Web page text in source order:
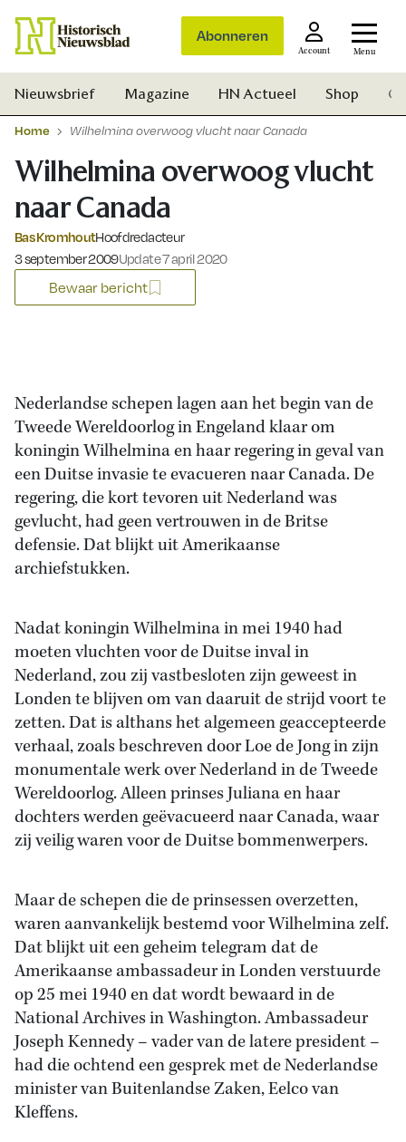
Abonneren
Account Menu
Nieuwsbrief Magazine HN Actueel Shop
Home Wilhelmina overwoog vlucht naar Canada
Wilhelmina overwoog vlucht
naar Canada
Bas KromhoutHoofdredacteur
Gepubliceerd op:
3 september 2009Update 7 april 2020
Bewaar bericht
Nederlandse schepen lagen aan het begin van de
Tweede Wereldoorlog in Engeland klaar om
koningin Wilhelmina en haar regering in geval van
een Duitse invasie te evacueren naar Canada. De
regering, die kort tevoren uit Nederland was
gevlucht, had geen vertrouwen in de Britse
defensie. Dat blijkt uit Amerikaanse
archiefstukken.
Nadat koningin Wilhelmina in mei 1940 had
moeten vluchten voor de Duitse inval in
Nederland, zou zij vastbesloten zijn geweest in
Londen te blijven om van daaruit de strijd voort te
zetten. Dat is althans het algemeen geaccepteerde
verhaal, zoals beschreven door Loe de Jong in zijn
monumentale werk over Nederland in de Tweede
Wereldoorlog. Alleen prinses Juliana en haar
dochters werden geëvacueerd naar Canada, waar
zij veilig waren voor de Duitse bommenwerpers.
Maar de schepen die de prinsessen overzetten,
waren aanvankelijk bestemd voor Wilhelmina zelf.
Dat blijkt uit een geheim telegram dat de
Amerikaanse ambassadeur in Londen verstuurde
op 25 mei 1940 en dat wordt bewaard in de
National Archives in Washington. Ambassadeur
Joseph Kennedy – vader van de latere president –
had die ochtend een gesprek met de Nederlandse
minister van Buitenlandse Zaken, Eelco van
Kleffens.